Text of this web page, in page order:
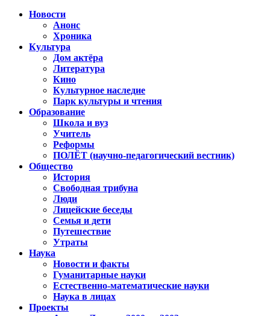
Новости
Анонс
Хроника
Культура
Дом актёра
Литература
Кино
Культурное наследие
Парк культуры и чтения
Образование
Школа и вуз
Учитель
Реформы
ПОЛЁТ (научно-педагогический вестник)
Общество
История
Свободная трибуна
Люди
Лицейские беседы
Семья и дети
Путешествие
Утраты
Наука
Новости и факты
Гуманитарные науки
Естественно-математические науки
Наука в лицах
Проекты